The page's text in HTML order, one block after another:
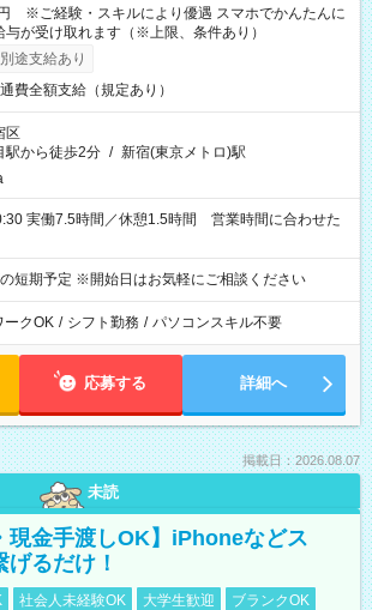
※ご経験・スキルにより優遇 スマホでかんたんに
与が受け取れます（※上限、条件あり）
途支給あり
費全額支給（規定あり）
区
駅から徒歩2分 / 新宿(東京メトロ)駅
間に合わせた
短期予定 ※開始日はお気軽にご相談ください
ークOK / シフト勤務 / パソコンスキル不要
応募する 詳細へ
掲載日：2026.08.07
未読
現金手渡しOK】iPhoneなどス
るだけ！
社会人未経験OK 大学生歓迎
ブランクOK